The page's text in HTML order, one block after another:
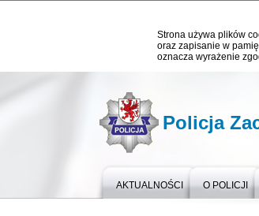
Strona używa plików
oraz zapisanie w
oznacza wyrażenie
Policja
AKTUALNOŚCI O POLICJI